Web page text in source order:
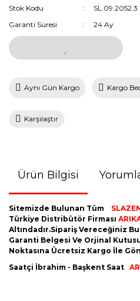
Stok Kodu
Garanti Süresi
24 Ay
Aynı Gün Kargo Kargo
Karşılaştır
Ürün Bilgisi
Sitemizde Bulunan Tüm
Türkiye Distribütör Firması
Altındadır.Sipariş Vereceğiniz
Garanti Belgesi Ve Orjinal
Noktasına Ücretsiz Kargo İle
Saatçi İbrahim - Başkent Saat